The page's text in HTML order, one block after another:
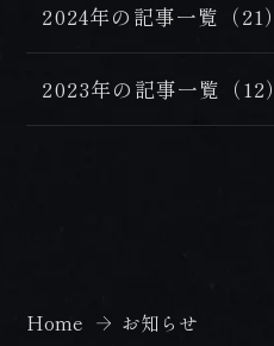
2024年の記事一覧（21）
2023年の記事一覧（12）
Home お知らせ